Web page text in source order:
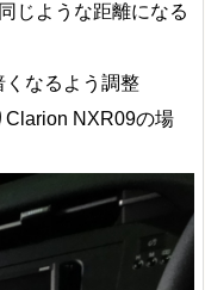
じような距離になる
なるよう調整
Clarion NXR09の場